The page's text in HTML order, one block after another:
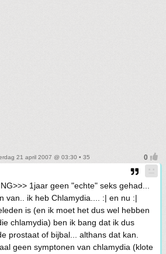
21 april 2007 @ 03:30 • 35
1jaar geen "echte" seks gehad...
van.. ik heb Chlamydia.... :| en nu :|
is (en ik moet het dus wel hebben
chlamydia) ben ik bang dat ik dus
prostaat of bijbal... althans dat kan.
geen symptonen van chlamydia (klote